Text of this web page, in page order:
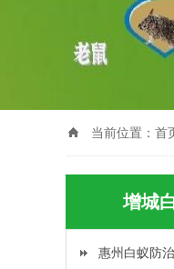
当前位置： 首
增城
惠州白蚁防治